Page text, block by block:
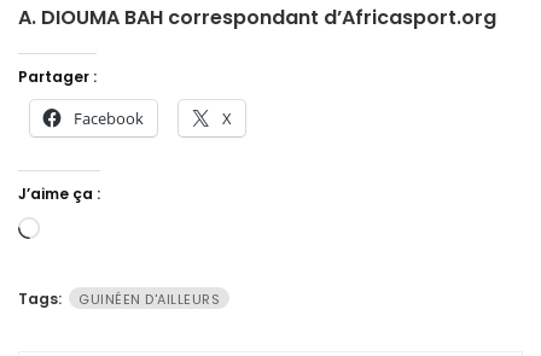
A. DIOUMA BAH correspondant d’Africasport.org
Partager :
Facebook X
J’aime ça :
Chargement…
Tags: GUINÉEN D'AILLEURS